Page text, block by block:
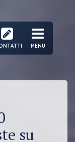
MENU
su